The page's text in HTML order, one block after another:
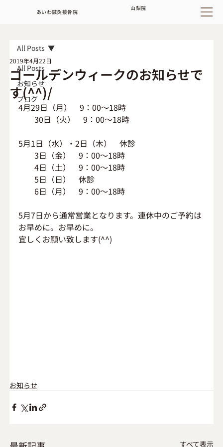
あいわ鍼灸接骨院
山梨院
All Posts
お知らせ
ブログ
All Posts
ゴールデンウィークのお知らせで
す(^^)/
2019年4月22日
4月29日（月）　9：00～18時
30日（火）　9：00～18時
5月1日（水）・2日（木）　休診
3日（金）　9：00～18時
4日（土）　9：00～18時
5日（日）　休診
6日（月）　9：00～18時
5月7日から通常営業となります。連休中のご予約は
お早めに。お早めに。
宜しくお願い致します(^^)
お知らせ
すべて表示